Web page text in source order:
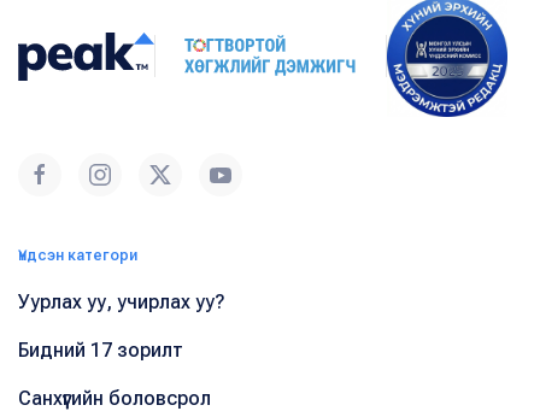
Үндсэн категори
Уурлах уу, учирлах уу?
Бидний 17 зорилт
Санхүүгийн боловсрол